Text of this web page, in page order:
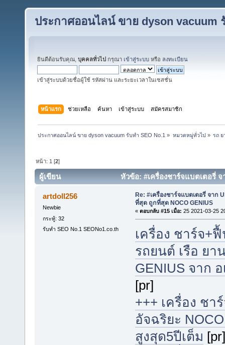
ประกาศออนไลน์ ขาย dyson vacuum
ยินดีต้อนรับคุณ, บุคคลทั่วไป กรุณา เข้าสู่ระบบ หรือ ลงทะเบียน
เข้าสู่ระบบด้วยชื่อผู้ใช้ รหัสผ่าน และระยะเวลาในเซสชั่น
หน้าแรก ช่วยเหลือ ค้นหา เข้าสู่ระบบ สมัครสมาชิก
ประกาศออนไลน์ ขาย dyson vacuum รับทำ SEO No.1 » หมวดหมู่ทั่วไป» รถ
หน้า: 1 [2]
ผู้เขียน
หัวข้อ: #เครื่องชาร์จแบตเตอรี่
ครั้ง)
artdoll256
Newbie
กระทู้: 32
รับทำ SEO No.1 SEONo1.co.th
Re: #เครื่องชาร์จแบตเตอรี่ จาก
ที่สุด ถูกที่สุด NOCO GENIUS
« ตอบกลับ #15 เมื่อ: 25 2021-03-25
เครื่อง ชาร์จ+
รถยนต์ เรือ ย
GENIUS จาก
[pr]
+++ เครื่อง ชา
อัจฉริยะ
สูงสุด5ปีเต็ม [pr]